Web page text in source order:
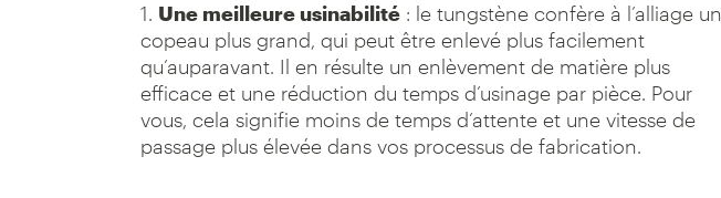
1. Une meilleure usinabilité : le tungstène confère à l’alliage un
copeau plus grand, qui peut être enlevé plus facilement
qu’auparavant. Il en résulte un enlèvement de matière plus
efficace et une réduction du temps d’usinage par pièce. Pour
vous, cela signifie moins de temps d’attente et une vitesse de
passage plus élevée dans vos processus de fabrication.